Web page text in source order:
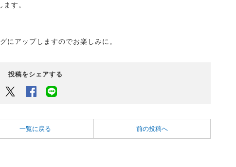
す。
にアップしますのでお楽しみに。
投稿をシェアする
Twitter Facebook
一覧に戻る 前の投稿へ